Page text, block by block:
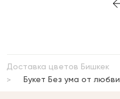
Доставка цветов Бишкек
Букет Без ума от любви